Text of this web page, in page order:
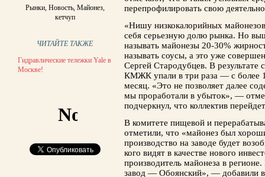
Рынки, Новость, Майонез,
кетчуп
ЧИТАЙТЕ ТАКЖЕ
Гидравлические тележки Yale в
Москве!
перепрофилировать свою
«Нишу низкокалорийных
себя серьезную долю рынка. Но
называть майонезы 20-30%
называть соусы, а это уже
Сергей Стародубцев. В результате
КМЖК упали в три раза — с более
месяц. «Это не позволяет далее
мы проработали в убыток», —
подчеркнул, что коллектив
В комитете пищевой и
отметили, что «майонез был
производство на заводе будет
кого видят в качестве нового
производитель майонеза в
завод — Обоянский», — добавили в